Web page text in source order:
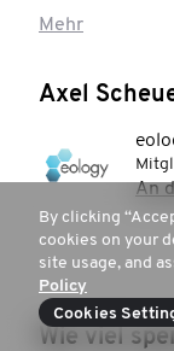
brauche
fördern.
Mehr
Axel
An
Wie viel
By clicking
cookies on your
site usage, and
Policy
Cookies